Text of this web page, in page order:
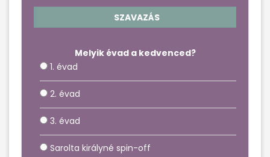
SZAVAZÁS
Melyik évad a kedvenced?
1. évad
2. évad
3. évad
Sarolta királyné spin-off